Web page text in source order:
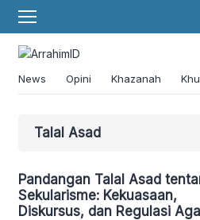
News Opini Khazanah
Talal Asad
Pandangan Talal Asad
Sekularisme: Kekuasaan,
Diskursus, dan Regulasi